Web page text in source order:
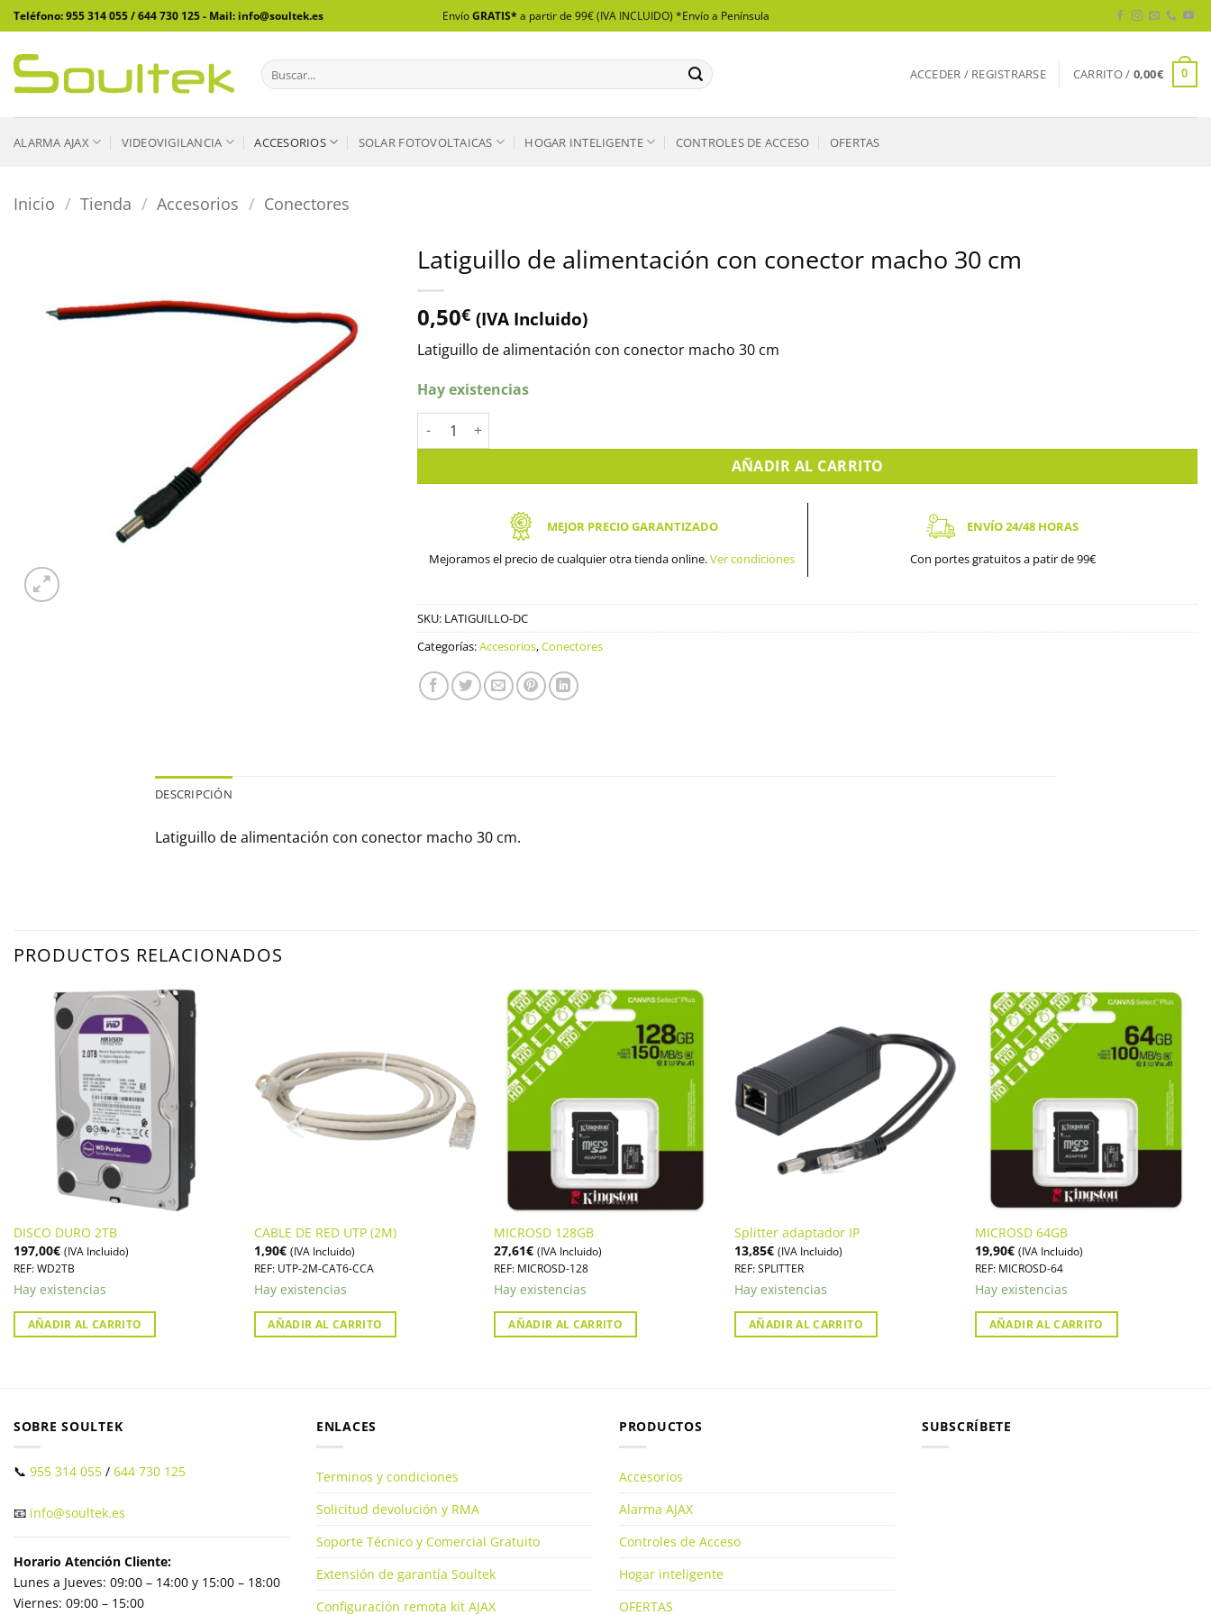
Saltar
al
contenido
Teléfono: 955 314 055 / 644 730 125 - Mail: info@soultek.es EnvíoGRATIS* a partir de 99€ (IVA INCLUIDO) *Envío a Península
Buscar
por:
ACCEDER / REGISTRARSE CARRITO / 0,00€ 0
ALARMA AJAX VIDEOVIGILANCIA ACCESORIOS SOLAR FOTOVOLTAICAS HOGAR INTELIGENTE CONTROLES DE ACCESO OFERTAS
Inicio / Tienda / Accesorios / Conectores
Latiguillo de alimentación con conector macho 30 cm
0,50€ (IVA Incluido)
Latiguillo de alimentación con conector macho 30 cm
Hay existencias
Latiguillo de alimentación con conector macho 30 cm cantidad
AÑADIR AL CARRITO
MEJOR PRECIO GARANTIZADO
Mejoramos el precio de cualquier otra tienda online.Ver condiciones
ENVÍO 24/48 HORAS
Con portes gratuitos a patir de 99€
SKU: LATIGUILLO-DC
Categorías:Accesorios,Conectores
DESCRIPCIÓN
Latiguillo de alimentación con conector macho 30 cm.
PRODUCTOS RELACIONADOS
DISCO DURO 2TB
197,00€ (IVA Incluido)
REF: WD2TB
Hay existencias
AÑADIR AL CARRITO
CABLE DE RED UTP (2M)
1,90€ (IVA Incluido)
REF: UTP-2M-CAT6-CCA
Hay existencias
AÑADIR AL CARRITO
MICROSD 128GB
27,61€ (IVA Incluido)
REF: MICROSD-128
Hay existencias
AÑADIR AL CARRITO
Splitter adaptador IP
13,85€ (IVA Incluido)
REF: SPLITTER
Hay existencias
AÑADIR AL CARRITO
MICROSD 64GB
19,90€ (IVA Incluido)
REF: MICROSD-64
Hay existencias
AÑADIR AL CARRITO
SOBRE SOULTEK
📞 955 314 055 / 644 730 125
📧 info@soultek.es
Horario Atención Cliente:
Lunes a Jueves: 09:00 – 14:00 y 15:00 – 18:00
Viernes: 09:00 – 15:00
ENLACES
Terminos y condiciones
Solicitud devolución y RMA
Soporte Técnico y Comercial Gratuito
Extensión de garantía Soultek
Configuración remota kit AJAX
PRODUCTOS
Accesorios
Alarma AJAX
Controles de Acceso
Hogar inteligente
OFERTAS
SUBSCRÍBETE